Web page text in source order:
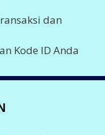
dan
Kode ID Anda